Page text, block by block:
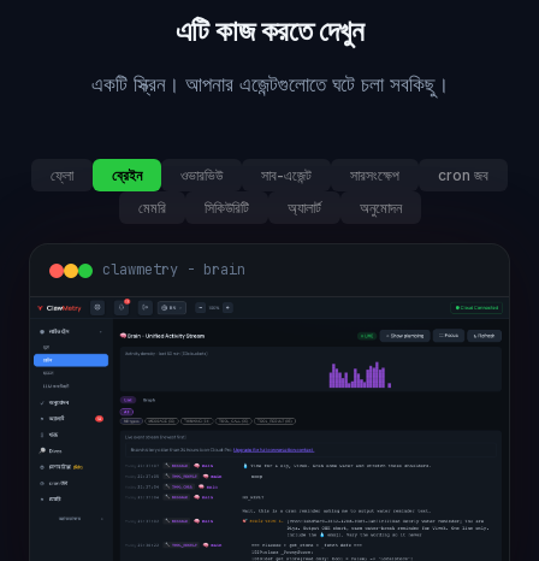
এটি কাজ করতে দেখুন
একটি স্ক্রিন। আপনার এজেন্টগুলোতে ঘটে চলা সবকিছু।
ফ্লো ব্রেইন ওভারভিউ সাব-এজেন্ট সারসংক্ষেপ
cron জব
মেমরি
সিকিউরিটি অ্যালার্ট অনুমোদন
clawmetry - brain